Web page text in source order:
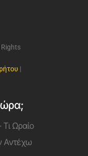
|
Ωραίο
Αντέχω